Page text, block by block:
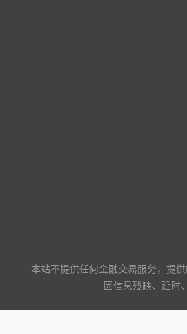
本站不提供任何金融交易服务，提
因信息残缺、延时